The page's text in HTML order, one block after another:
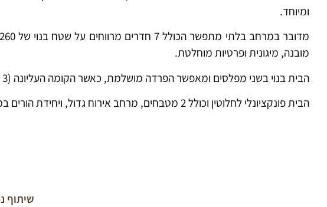
ומיוחד.
מובנה, מיגונית ופרטיות מוחלטת.
הבית בנוי בשני מפלסים ומאפשר הפרדה מושלמת, כאשר הקומה העליונה (3 חדרים, מטבח ומרפסת נוף ענקית) מנוצלת כיום כדירת airbnb פעילה ומניבה – פוטנציאל הכנסה מיידי!
הבית פונקציונלי לחלוטין וכולל 2 מטבחים, מרחב אירוח גדול, ויחידת הורים במפלס הכניסה. זוהי הזדמנות נדירה לנכס פינתי, במיקום פריים ובפוטנציאל הכנסה.
שיתוף